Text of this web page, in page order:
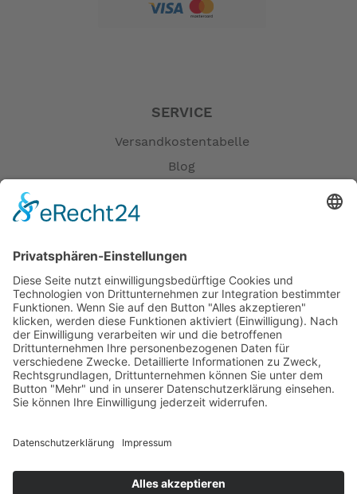
SERVICE
Versandkostentabelle
Blog
Öffnungszeiten
Versandpartner
Verfügbarkeiten
Zahlung und Versand
Datenschutz
Fernabsatz
Widerrufsrecht bei Reparatur
Kontakt